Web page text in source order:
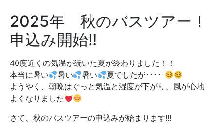
2025年 秋のバスツアー！
申込み開始!!
40度近くの気温が続いた夏が終わりました！！
本当に暑い
暑い 暑い
夏でしたが･････
ようやく、朝晩はぐっと気温と湿度が下がり、風が心地
よくなりました
さて、秋のバスツアーの申込みが始まります!!!